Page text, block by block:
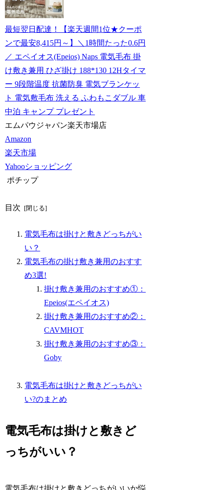
最短翌日配達！【楽天週間1位★クーポ
ンで最安8,415円～】＼1時間たった0.6円
／ エペイオス(Epeios) Naps 電気毛布 掛
け敷き兼用 ひざ掛け 188*130 12Hタイマ
ー 9段階温度 抗菌防臭 電気ブランケッ
ト 電気敷毛布 洗える ふわもこダブル 車
中泊 キャンプ プレゼント
エムパウジャパン楽天市場店
Amazon
楽天市場
Yahooショッピング
ポチップ
目次
電気毛布は掛けと敷きどっちがい
い？
電気毛布の掛け敷き兼用のおすす
め3選!
掛け敷き兼用のおすすめ①：
Epeios(エペイオス)
掛け敷き兼用のおすすめ②：
CAVMHOT
掛け敷き兼用のおすすめ③：
Goby
電気毛布は掛けと敷きどっちがい
い?のまとめ
電気毛布は掛けと敷きど
っちがいい？
電気毛布は掛けと敷きどっちがいいか悩